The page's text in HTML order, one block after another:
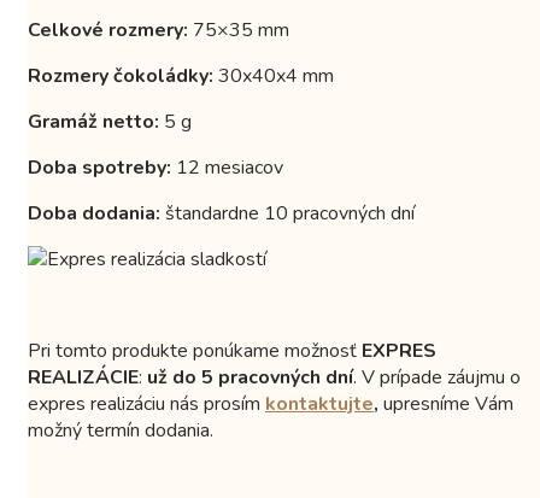
Celkové rozmery: 75×35 mm
Rozmery čokoládky: 30x40x4 mm
Gramáž netto: 5 g
Doba spotreby: 12 mesiacov
Doba dodania: štandardne 10 pracovných dní
Pri tomto produkte ponúkame možnosť EXPRES
REALIZÁCIE: už do 5 pracovných dní. V prípade záujmu o
expres realizáciu nás prosím kontaktujte, upresníme Vám
možný termín dodania.